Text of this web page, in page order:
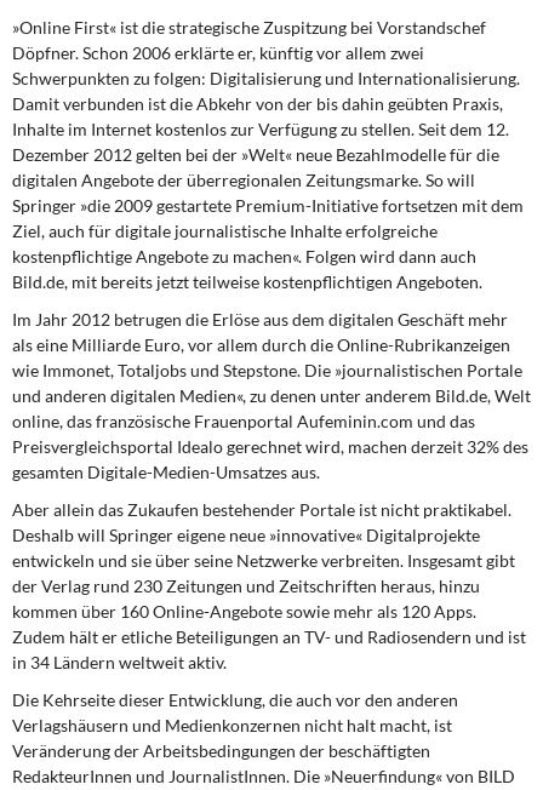
»Online First« ist die strategische Zuspitzung bei Vorstandschef
Döpfner. Schon 2006 erklärte er, künftig vor allem zwei
Schwerpunkten zu folgen: Digitalisierung und Internationalisierung.
Damit verbunden ist die Abkehr von der bis dahin geübten Praxis,
Inhalte im Internet kostenlos zur Verfügung zu stellen. Seit dem 12.
Dezember 2012 gelten bei der »Welt« neue Bezahlmodelle für die
digitalen Angebote der überregionalen Zeitungsmarke. So will
Springer »die 2009 gestartete Premium-Initiative fortsetzen mit dem
Ziel, auch für digitale journalistische Inhalte erfolgreiche
kostenpflichtige Angebote zu machen«. Folgen wird dann auch
Bild.de, mit bereits jetzt teilweise kostenpflichtigen Angeboten.
Im Jahr 2012 betrugen die Erlöse aus dem digitalen Geschäft mehr
als eine Milliarde Euro, vor allem durch die Online-Rubrikanzeigen
wie Immonet, Totaljobs und Stepstone. Die »journalistischen Portale
und anderen digitalen Medien«, zu denen unter anderem Bild.de, Welt
online, das französische Frauenportal Aufeminin.com und das
Preisvergleichsportal Idealo gerechnet wird, machen derzeit 32% des
gesamten Digitale-Medien-Umsatzes aus.
Aber allein das Zukaufen bestehender Portale ist nicht praktikabel.
Deshalb will Springer eigene neue »innovative« Digitalprojekte
entwickeln und sie über seine Netzwerke verbreiten. Insgesamt gibt
der Verlag rund 230 Zeitungen und Zeitschriften heraus, hinzu
kommen über 160 Online-Angebote sowie mehr als 120 Apps.
Zudem hält er etliche Beteiligungen an TV- und Radiosendern und ist
in 34 Ländern weltweit aktiv.
Die Kehrseite dieser Entwicklung, die auch vor den anderen
Verlagshäusern und Medienkonzernen nicht halt macht, ist
Veränderung der Arbeitsbedingungen der beschäftigten
RedakteurInnen und JournalistInnen. Die »Neuerfindung« von BILD